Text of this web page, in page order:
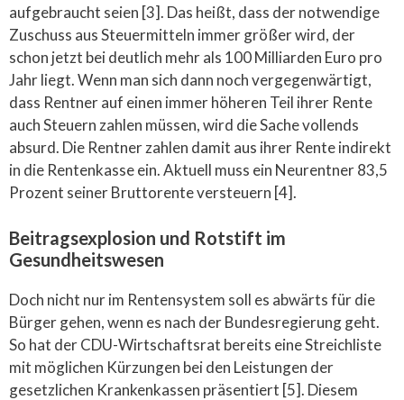
aufgebraucht seien [3]. Das heißt, dass der notwendige
Zuschuss aus Steuermitteln immer größer wird, der
schon jetzt bei deutlich mehr als 100 Milliarden Euro pro
Jahr liegt. Wenn man sich dann noch vergegenwärtigt,
dass Rentner auf einen immer höheren Teil ihrer Rente
auch Steuern zahlen müssen, wird die Sache vollends
absurd. Die Rentner zahlen damit aus ihrer Rente indirekt
in die Rentenkasse ein. Aktuell muss ein Neurentner 83,5
Prozent seiner Bruttorente versteuern [4].
Beitragsexplosion und Rotstift im
Gesundheitswesen
Doch nicht nur im Rentensystem soll es abwärts für die
Bürger gehen, wenn es nach der Bundesregierung geht.
So hat der CDU-Wirtschaftsrat bereits eine Streichliste
mit möglichen Kürzungen bei den Leistungen der
gesetzlichen Krankenkassen präsentiert [5]. Diesem